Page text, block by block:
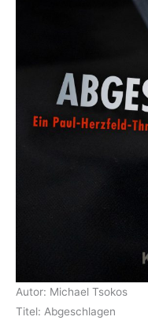
Autor: Michael Tsokos
Titel: Abgeschlagen